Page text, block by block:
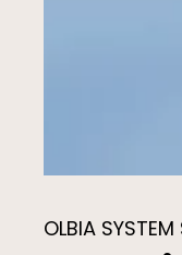
OLBIA SYSTEM